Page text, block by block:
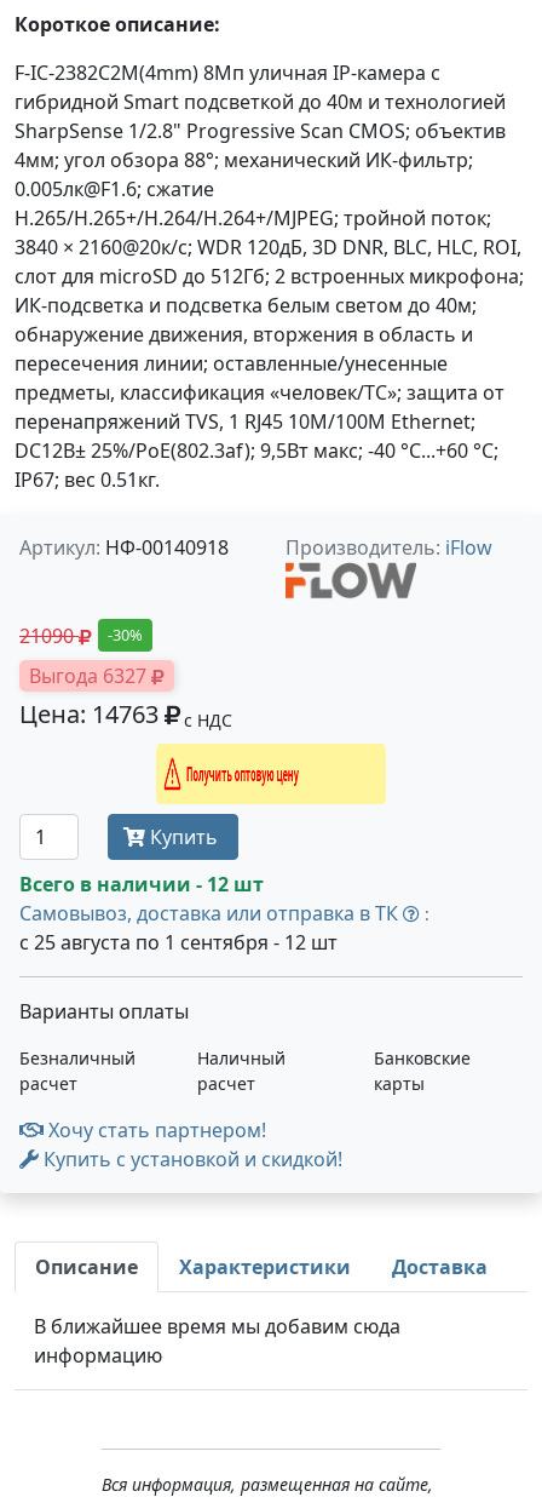
Короткое описание:
F-IC-2382C2M(4mm) 8Мп уличная IP-камера с
гибридной Smart подсветкой до 40м и технологией
SharpSense 1/2.8" Progressive Scan CMOS; объектив
4мм; угол обзора 88°; механический ИК-фильтр;
0.005лк@F1.6; сжатие
H.265/H.265+/H.264/H.264+/MJPEG; тройной поток;
3840 × 2160@20к/с; WDR 120дБ, 3D DNR, BLC, HLC, ROI,
слот для microSD до 512Гб; 2 встроенных микрофона;
ИК-подсветка и подсветка белым светом до 40м;
обнаружение движения, вторжения в область и
пересечения линии; оставленные/унесенные
предметы, классификация «человек/ТС»; защита от
перенапряжений TVS, 1 RJ45 10M/100M Ethernet;
DC12В± 25%/PoE(802.3af); 9,5Вт макс; -40 °C...+60 °C;
IP67; вес 0.51кг.
Артикул: НФ-00140918 Производитель: iFlow
21090 -30%
Выгода 6327
Цена: 14763 с НДС
Получить оптовую цену
Купить
Всего в наличии - 12 шт
Самовывоз, доставка или отправка в ТК
:
с 25 августа по 1 сентября - 12 шт
Варианты оплаты
Безналичный
расчет
Наличный
расчет
Банковские
карты
Хочу стать партнером!
Купить с установкой и скидкой!
Описание Характеристики Доставка
В ближайшее время мы добавим сюда
информацию
Вся информация, размещенная на сайте,